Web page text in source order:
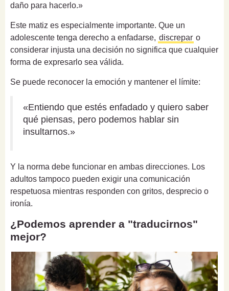
daño para hacerlo.»
Este matiz es especialmente importante. Que un
adolescente tenga derecho a enfadarse, discrepar o
considerar injusta una decisión no significa que cualquier
forma de expresarlo sea válida.
Se puede reconocer la emoción y mantener el límite:
«Entiendo que estés enfadado y quiero saber
qué piensas, pero podemos hablar sin
insultarnos.»
Y la norma debe funcionar en ambas direcciones. Los
adultos tampoco pueden exigir una comunicación
respetuosa mientras responden con gritos, desprecio o
ironía.
¿Podemos aprender a "traducirnos"
mejor?